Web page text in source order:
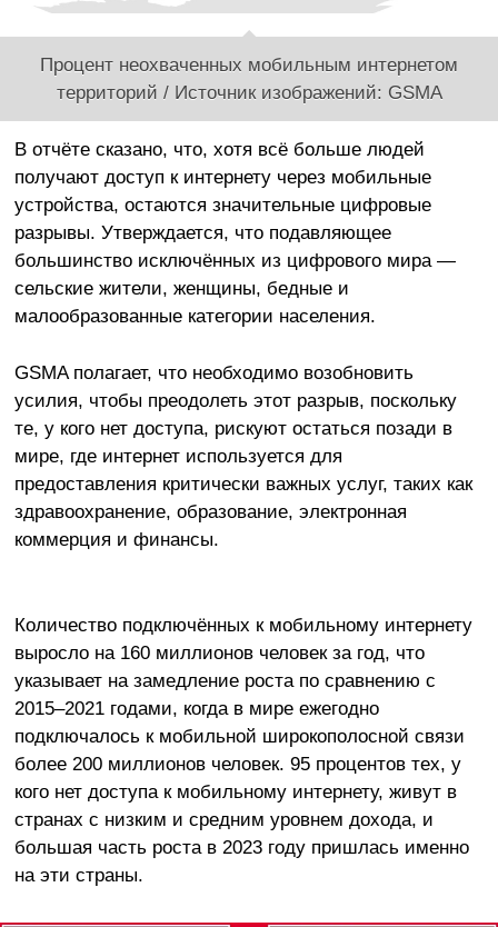
Процент неохваченных мобильным интернетом
территорий / Источник изображений: GSMA
В отчёте сказано, что, хотя всё больше людей
получают доступ к интернету через мобильные
устройства, остаются значительные цифровые
разрывы. Утверждается, что подавляющее
большинство исключённых из цифрового мира —
сельские жители, женщины, бедные и
малообразованные категории населения.
GSMA полагает, что необходимо возобновить
усилия, чтобы преодолеть этот разрыв, поскольку
те, у кого нет доступа, рискуют остаться позади в
мире, где интернет используется для
предоставления критически важных услуг, таких как
здравоохранение, образование, электронная
коммерция и финансы.
Количество подключённых к мобильному интернету
выросло на 160 миллионов человек за год, что
указывает на замедление роста по сравнению с
2015–2021 годами, когда в мире ежегодно
подключалось к мобильной широкополосной связи
более 200 миллионов человек. 95 процентов тех, у
кого нет доступа к мобильному интернету, живут в
странах с низким и средним уровнем дохода, и
большая часть роста в 2023 году пришлась именно
на эти страны.